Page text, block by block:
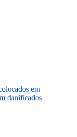
em
danificados